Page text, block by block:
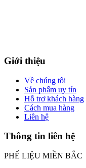
Giới thiệu
Về chúng tôi
Sản phẩm uy tín
Hỗ trợ khách hàng
Cách mua hàng
Liên hệ
Thông tin liên hệ
PHẾ LIỆU MIỀN BẮC